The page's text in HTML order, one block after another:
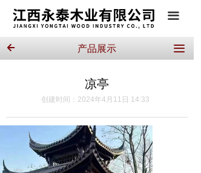
끀
凉亭
创建时间： 2024年4月11日 14:33
产品展示
녔 끀